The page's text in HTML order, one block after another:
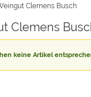
Clemens Busch
Clemens
keine Artikel